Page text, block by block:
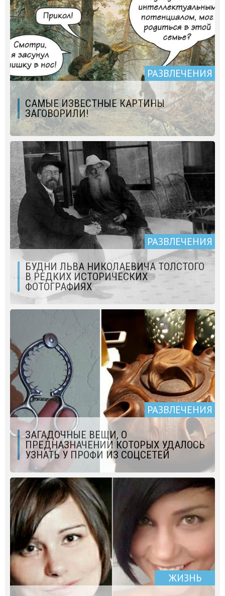
РАЗВЛЕЧЕНИЯ
САМЫЕ ИЗВЕСТНЫЕ КАРТИНЫ
ЗАГОВОРИЛИ!
РАЗВЛЕЧЕНИЯ
БУДНИ ЛЬВА НИКОЛАЕВИЧА ТОЛСТОГО
В РЕДКИХ ИСТОРИЧЕСКИХ
ФОТОГРАФИЯХ
РАЗВЛЕЧЕНИЯ
ЗАГАДОЧНЫЕ ВЕЩИ, О
ПРЕДНАЗНАЧЕНИИ КОТОРЫХ УДАЛОСЬ
УЗНАТЬ У ПРОФИ ИЗ СОЦCЕТЕЙ
ЖИЗНЬ